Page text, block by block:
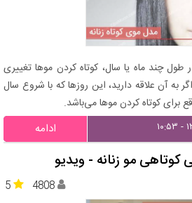
طول چند ماه یا سال، کوتاه کردن موها تغییری
به آن علاقه دارید، این روزها که با شروع سال
برای کوتاه کردن موها می‌باشد.
ادامه
کوتاهی مو زنانه - ویدیو
5 4808